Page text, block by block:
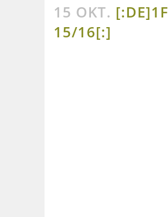
15 OKT. [:DE]1F
15/16[:]